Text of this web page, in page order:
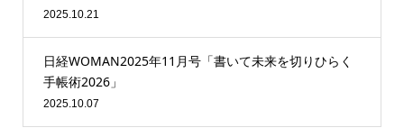
2025.10.21
日経WOMAN2025年11月号「書いて未来を切りひらく
手帳術2026」
2025.10.07